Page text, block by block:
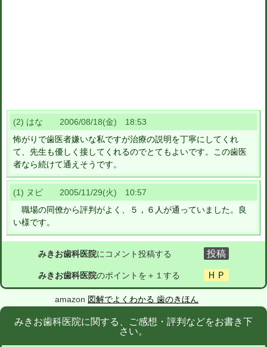
(2) はな 2006/08/18(金) 18:53
怖がりで歯医者嫌いな私ですが治療の説明を丁寧にしてくれ
て、先生も優しく接してくれるのでとてもよいです。この歯医
者なら続けて通えそうです。
(1) ヌピ 2005/11/29(火) 10:57
職場の同僚から評判がよく、５，６人が通っていました。良
い様です。
みきお歯科医院にコメント投稿する
みきお歯科医院のポイントを＋１する
amazon 図解でよくわかる 歯のきほん
みきお歯科医院に関する、ご感想・評判などをお書き下
さい。